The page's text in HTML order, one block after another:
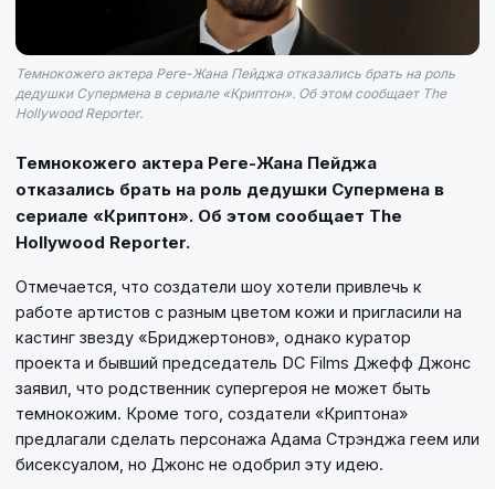
Темнокожего актера Реге-Жана Пейджа отказались брать на роль
дедушки Супермена в сериале «Криптон». Об этом сообщает The
Hollywood Reporter.
Темнокожего актера Реге-Жана Пейджа
отказались брать на роль дедушки Супермена в
сериале «Криптон». Об этом сообщает The
Hollywood Reporter.
Отмечается, что создатели шоу хотели привлечь к
работе артистов с разным цветом кожи и пригласили на
кастинг звезду «Бриджертонов», однако куратор
проекта и бывший председатель DC Films Джефф Джонс
заявил, что родственник супергероя не может быть
темнокожим. Кроме того, создатели «Криптона»
предлагали сделать персонажа Адама Стрэнджа геем или
бисексуалом, но Джонс не одобрил эту идею.